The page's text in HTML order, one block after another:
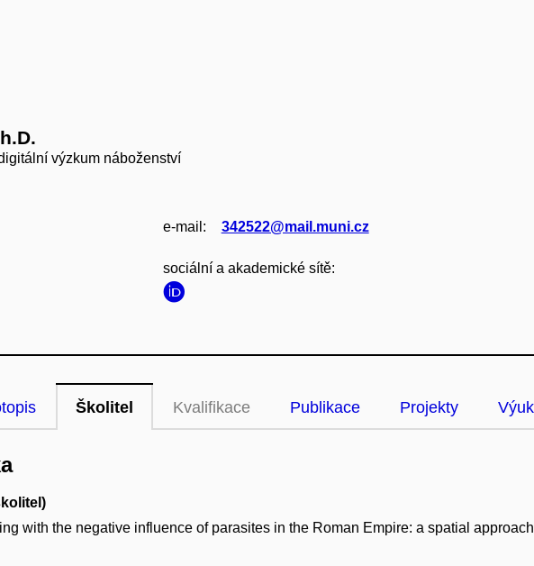
výzkum náboženství
e‑mail: 342522@mail.muni.cz
sociální a akademické sítě:
Školitel Kvalifikace Publikace Projekty
with the negative influence of parasites in the Roman Empire: a spatial